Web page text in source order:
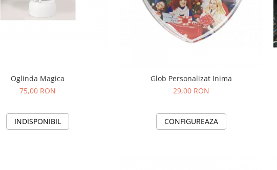
Oglinda Magica
75,00 RON
INDISPONIBIL
Glob Personalizat Inima
29,00 RON
CONFIGUREAZA